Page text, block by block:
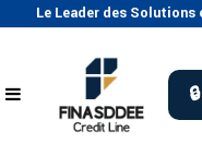
Le Leader des